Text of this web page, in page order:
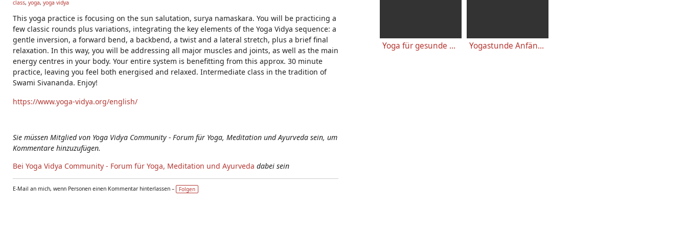
g
class, yoga, yoga vidya
This yoga practice is focusing on the sun salutation, surya namaskara. You will be practicing a
few classic rounds plus variations, integrating the key elements of the Yoga Vidya sequence: a
gentle inversion, a forward bend, a backbend, a twist and a lateral stretch, plus a brief final
relaxation. In this way, you will be addressing all major muscles and joints, as well as the main
energy centres in your body. Your entire system is benefitting from this approx. 30 minute
practice, leaving you feel both energised and relaxed. Intermediate class in the tradition of
Swami Sivananda. Enjoy!
https://www.yoga-vidya.org/english/
Sie müssen Mitglied von Yoga Vidya Community - Forum für Yoga, Meditation und Ayurveda sein, um
Kommentare hinzuzufügen.
Bei Yoga Vidya Community - Forum für Yoga, Meditation und Ayurveda dabei sein
E-Mail an mich, wenn Personen einen Kommentar hinterlassen – Folgen
Yoga für gesunde Knie - Einfache wirkungsvolle Gelenkübungen Yogastunde Anfänger 46 Minuten